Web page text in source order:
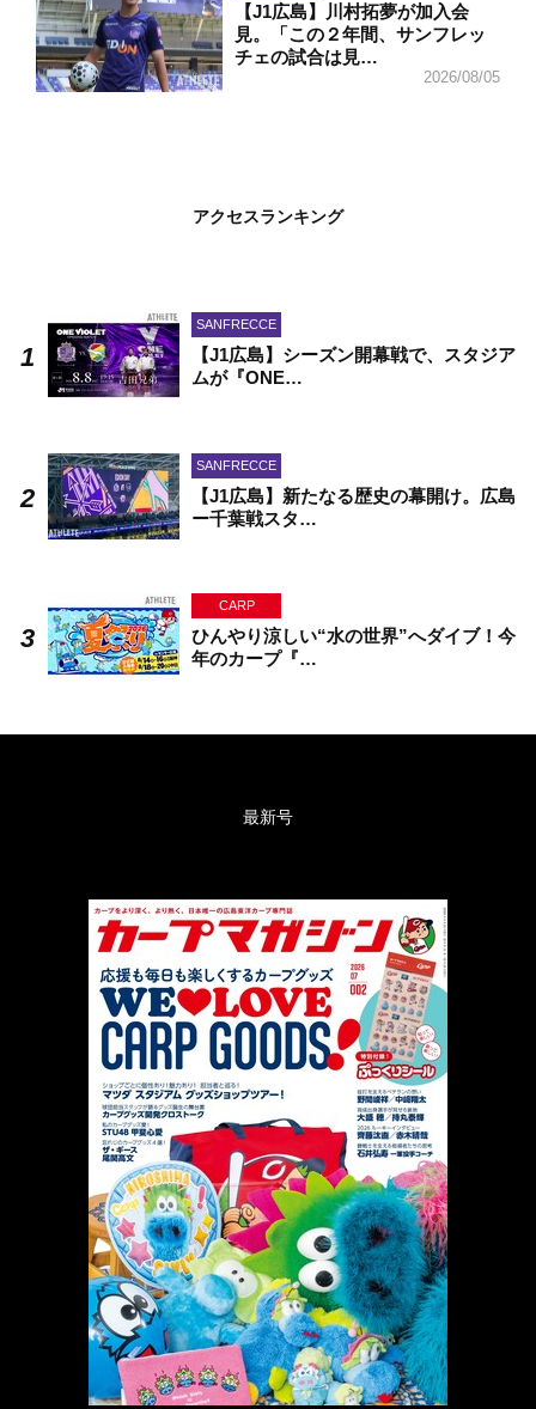
【J1広島】川村拓夢が加入会
見。「この２年間、サンフレッ
チェの試合は見…
2026/08/05
アクセスランキング
SANFRECCE
【J1広島】シーズン開幕戦で、スタジア
ムが『ONE…
SANFRECCE
【J1広島】新たなる歴史の幕開け。広島
ー千葉戦スタ…
CARP
ひんやり涼しい“水の世界”へダイブ！今
年のカープ『…
最新号